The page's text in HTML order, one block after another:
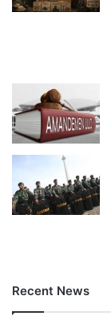
Recent News